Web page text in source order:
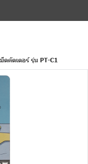
มีดคัตเตอร์ รุ่น PT-C1